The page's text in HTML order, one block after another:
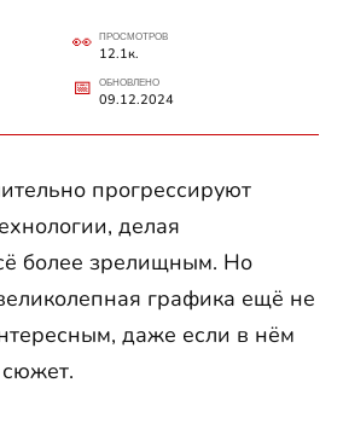
ПРОСМОТРОВ
12.1к.
ОБНОВЛЕНО
09.12.2024
прогрессируют
делая
более зрелищным. Но
графика ещё не
даже если в нём